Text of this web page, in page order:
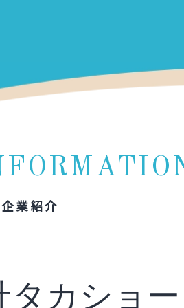
企業紹介
タカショー